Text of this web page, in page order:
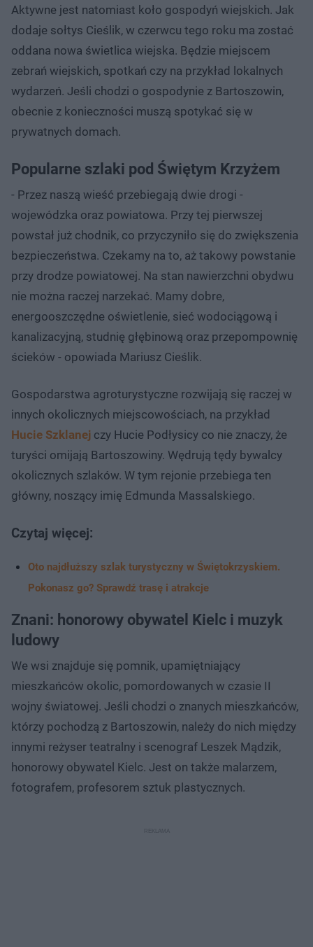
Aktywne jest natomiast koło gospodyń wiejskich. Jak
dodaje sołtys Cieślik, w czerwcu tego roku ma zostać
oddana nowa świetlica wiejska. Będzie miejscem
zebrań wiejskich, spotkań czy na przykład lokalnych
wydarzeń. Jeśli chodzi o gospodynie z Bartoszowin,
obecnie z konieczności muszą spotykać się w
prywatnych domach.
Popularne szlaki pod Świętym Krzyżem
- Przez naszą wieść przebiegają dwie drogi -
wojewódzka oraz powiatowa. Przy tej pierwszej
powstał już chodnik, co przyczyniło się do zwiększenia
bezpieczeństwa. Czekamy na to, aż takowy powstanie
przy drodze powiatowej. Na stan nawierzchni obydwu
nie można raczej narzekać. Mamy dobre,
energooszczędne oświetlenie, sieć wodociągową i
kanalizacyjną, studnię głębinową oraz przepompownię
ścieków - opowiada Mariusz Cieślik.
Gospodarstwa agroturystyczne rozwijają się raczej w
innych okolicznych miejscowościach, na przykład
Hucie Szklanej czy Hucie Podłysicy co nie znaczy, że
turyści omijają Bartoszowiny. Wędrują tędy bywalcy
okolicznych szlaków. W tym rejonie przebiega ten
główny, noszący imię Edmunda Massalskiego.
Czytaj więcej:
Oto najdłuższy szlak turystyczny w Świętokrzyskiem.
Pokonasz go? Sprawdź trasę i atrakcje
Znani: honorowy obywatel Kielc i muzyk
ludowy
We wsi znajduje się pomnik, upamiętniający
mieszkańców okolic, pomordowanych w czasie II
wojny światowej. Jeśli chodzi o znanych mieszkańców,
którzy pochodzą z Bartoszowin, należy do nich między
innymi reżyser teatralny i scenograf Leszek Mądzik,
honorowy obywatel Kielc. Jest on także malarzem,
fotografem, profesorem sztuk plastycznych.